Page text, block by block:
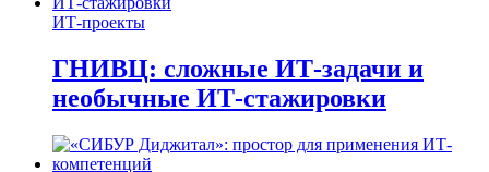
ИТ-проекты
ГНИВЦ: сложные ИТ‑задачи и
необычные ИТ‑стажировки